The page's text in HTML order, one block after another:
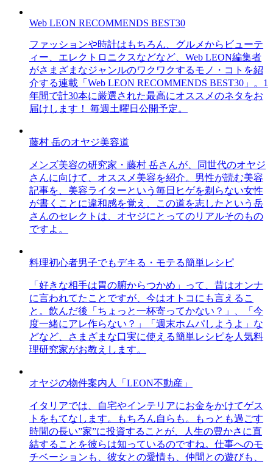
Web LEON RECOMMENDS BEST30
ファッションや時計はもちろん、グルメからビューテ
ィー、エレクトロニクスなどなど、Web LEON編集者
がさまざまなジャンルのワクワクするモノ・コトを紹
介する連載「Web LEON RECOMMENDS BEST30」。1
年間で計30本に厳選された最高にオススメのネタをお
届けします！ 毎週土曜日公開予定。
藤村 岳のオヤジ美容道
メンズ美容の研究家・藤村 岳さんが、同世代のオヤジ
さんに向けて、オススメ美容を紹介。男性が読む美容
記事を、美容ライターという毎日ヒゲを剃らない女性
が書くことに違和感を覚え、この道を志したという岳
さんのセレクトは、オヤジにとってのリアルそのもの
ですよ。
料理初心者男子でもデキる・モテる簡単レシピ
「好きな相手は胃の腑からつかめ」って、昔はオンナ
に言われてたことですが、今はオトコにも言えるこ
と。飲んだ後「ちょっと一杯寄ってかない？」、「今
度一緒にアレ作らない？」「週末ホムパしようよ」な
どなど、さまざまな口実に使える簡単レシピを人気料
理研究家がお教えします。
オヤジの物件案内人「LEON不動産」
イタリアでは、自宅やインテリアにお金をかけてゲス
トをもてなします。もちろん自らも。もっとも過ごす
時間の長い”家”に投資することが、人生の豊かさに直
結することを彼らは知っているのですね。仕事へのモ
チベーションも、彼女との愛情も、仲間との遊びも、